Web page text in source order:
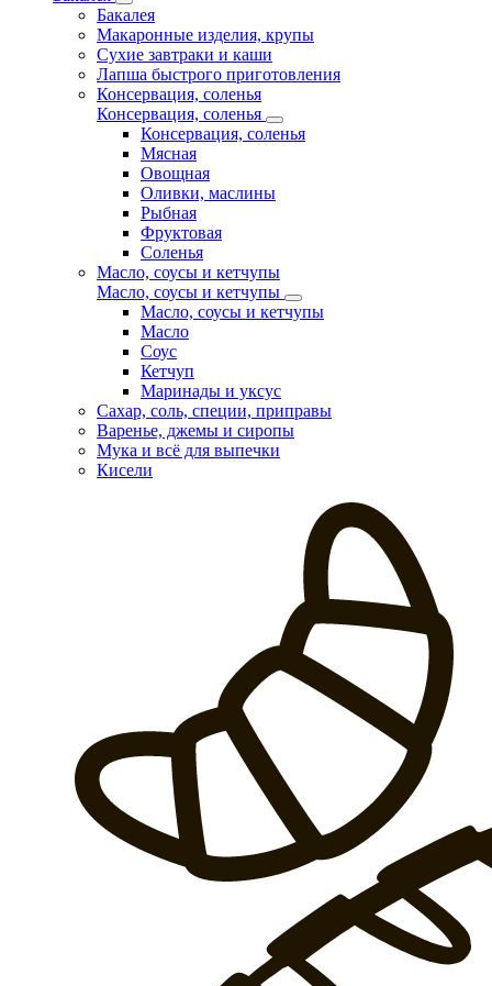
Бакалея
Макаронные изделия, крупы
Сухие завтраки и каши
Лапша быстрого приготовления
Консервация, соленья
Консервация, соленья
Консервация, соленья
Мясная
Овощная
Оливки, маслины
Рыбная
Фруктовая
Соленья
Масло, соусы и кетчупы
Масло, соусы и кетчупы
Масло, соусы и кетчупы
Масло
Соус
Кетчуп
Маринады и уксус
Сахар, соль, специи, приправы
Варенье, джемы и сиропы
Мука и всё для выпечки
Кисели